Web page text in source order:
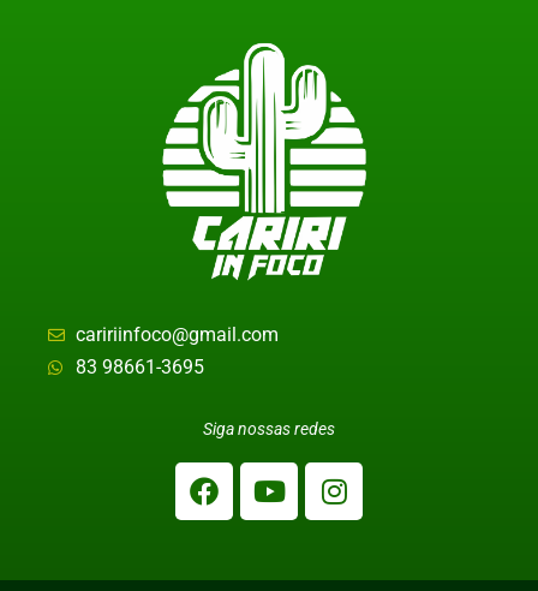
caririinfoco@gmail.com
83 98661-3695
Siga nossas redes